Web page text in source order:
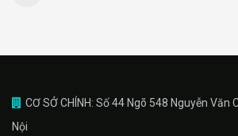
CƠ SỞ CHÍNH: Số 44 Ngõ 548 Nguyễn Văn
Nội